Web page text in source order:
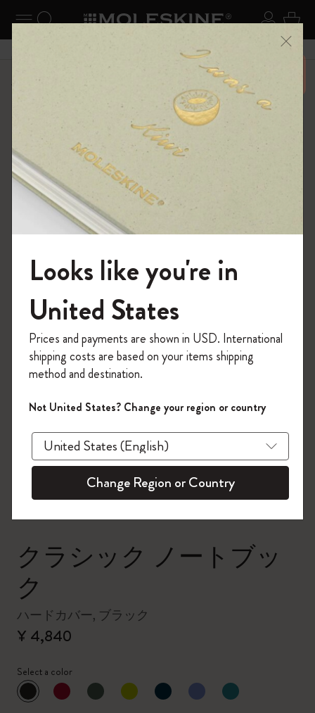
ナビゲーションの切替 ログ
検索 (キーワードなど) カ
6,500円以上のご購入で送料無料 メニ
ーを閉じる
ショップ The Original Notebook
クラシック ノートブッ
ク
ハードカバー, ブラック
¥ 4,840
Select a color
選択済
*選択したカラー
モレスキンの世界へようこそ
「WELCOME10」を入力すると、初回注
文が10%オフ＋送料無料になります。セ
ール・アウトレット品は適用外。
Moleskineアカウントを作成して限定オフ
ァーや会員特典、さらに多くのインスピ
レーションを手に入れましょう。
今すぐ会員登録 !
Looks like you're in
United States
Prices and payments are shown in USD. International
shipping costs are based on your items shipping
method and destination.
Not United States? Change your region or country
Change Region or Country